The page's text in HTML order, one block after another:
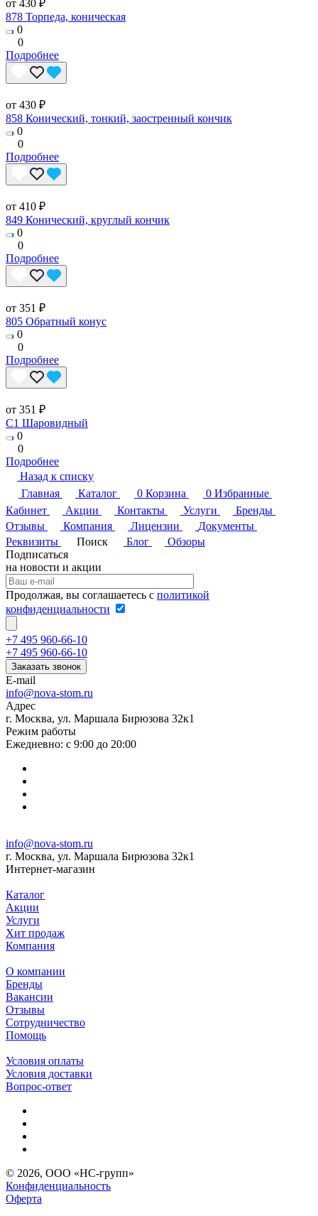
от 430 ₽
878 Торпеда, коническая
0
0
Подробнее
от 430 ₽
858 Конический, тонкий, заостренный кончик
0
0
Подробнее
от 410 ₽
849 Конический, круглый кончик
0
0
Подробнее
от 351 ₽
805 Обратный конус
0
0
Подробнее
от 351 ₽
C1 Шаровидный
0
0
Подробнее
Назад к списку
Главная
Каталог 0 Корзина 0 Избранные
Кабинет
Акции Контакты Услуги
Бренды
Отзывы
Компания Лицензии
Документы
Реквизиты
Поиск Блог
Обзоры
Подписаться
на новости и акции
Продолжая, вы соглашаетесь с политикой
конфиденциальности
+7 495 960-66-10
+7 495 960-66-10
Заказать звонок
E-mail
info@nova-stom.ru
Адрес
г. Москва, ул. Маршала Бирюзова 32к1
Режим работы
Ежедневно: с 9:00 до 20:00
info@nova-stom.ru
г. Москва, ул. Маршала Бирюзова 32к1
Интернет-магазин
Каталог
Акции
Услуги
Хит продаж
Компания
О компании
Бренды
Вакансии
Отзывы
Сотрудничество
Помощь
Условия оплаты
Условия доставки
Вопрос-ответ
© 2026, ООО «НС-групп»
Конфиденциальность
Оферта